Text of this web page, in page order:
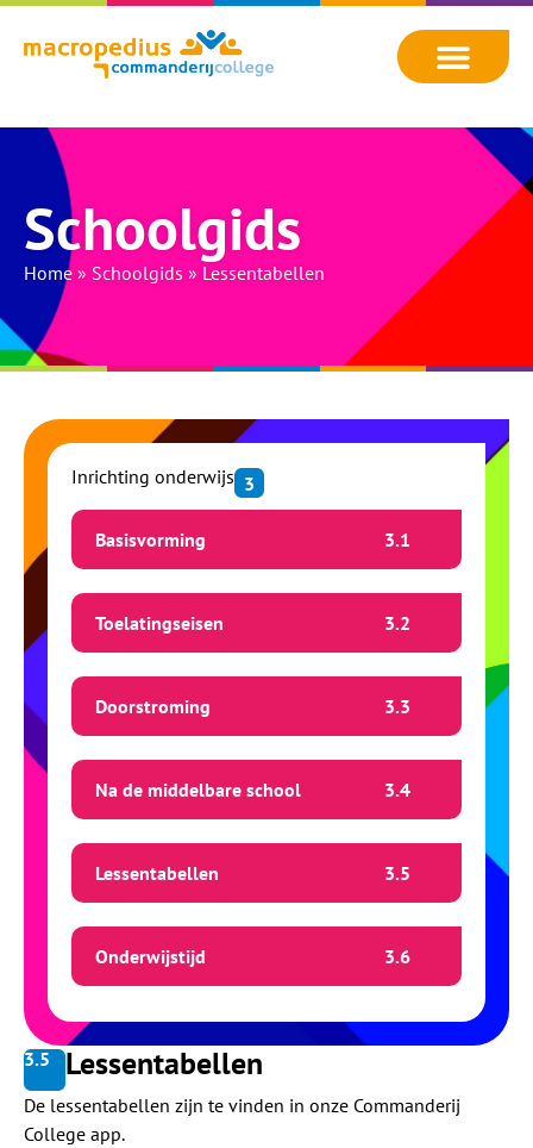
Schoolgids
Home » Schoolgids » Lessentabellen
Inrichting onderwijs 3
Basisvorming 3.1
Toelatingseisen 3.2
Doorstroming 3.3
Na de middelbare school 3.4
Lessentabellen 3.5
Onderwijstijd 3.6
3.5 Lessentabellen
De lessentabellen zijn te vinden in onze Commanderij
College app.